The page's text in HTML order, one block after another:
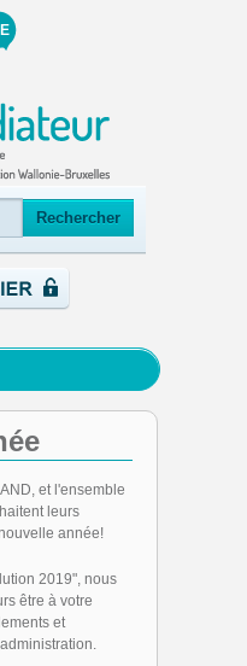
et l'ensemble
leurs
année!
2019", nous
être à votre
et